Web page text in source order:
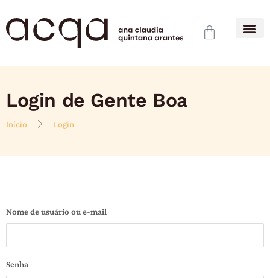
Login de Gente Boa
Início Login
Nome de usuário ou e-mail
Senha